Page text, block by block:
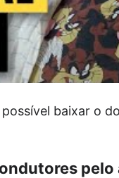
baixar o
pelo